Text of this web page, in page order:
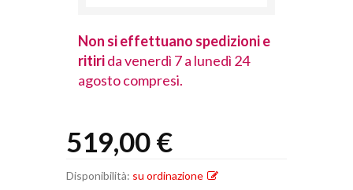
Non si effettuano spedizioni e
ritirida venerdì 7 a lunedì 24
agosto compresi.
519,00 €
Disponibilità: su ordinazione